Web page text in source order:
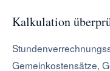
Kalkulation
Gemeinkostensätze,